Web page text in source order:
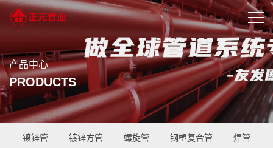
产品中心
PRODUCTS
镀锌管 镀锌方管 螺旋管 钢塑复合管 焊管